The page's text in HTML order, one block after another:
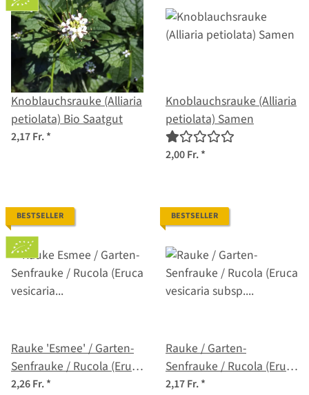
Knoblauchsrauke (Alliaria
petiolata) Bio Saatgut
2,17 Fr.*
Knoblauchsrauke (Alliaria
petiolata) Samen
2,00 Fr.*
BESTSELLER
Rauke 'Esmee' / Garten-
Senfrauke / Rucola (Eruca
vesicaria subsp. sativa)
2,26 Fr.*
BESTSELLER
Rauke / Garten-
Senfrauke / Rucola (Eruca
vesicaria subsp. sativa)
2,17 Fr.*